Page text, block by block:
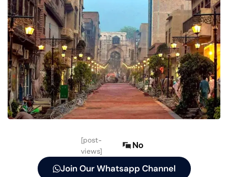
[post-
views]
No
Join Our Whatsapp Channel